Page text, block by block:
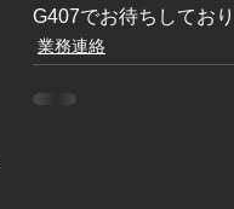
G407でお待ちしてお
業務連絡